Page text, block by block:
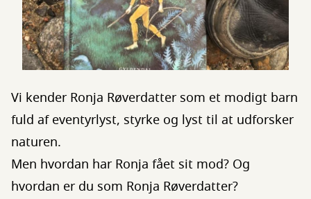
Vi kender Ronja Røverdatter som et modigt barn
fuld af eventyrlyst, styrke og lyst til at udforsker
naturen.
Men hvordan har Ronja fået sit mod? Og
hvordan er du som Ronja Røverdatter?